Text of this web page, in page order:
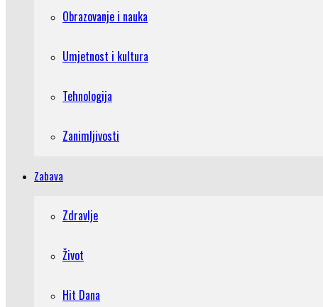
Obrazovanje i nauka
Umjetnost i kultura
Tehnologija
Zanimljivosti
Zabava
Zdravlje
Život
Hit Dana